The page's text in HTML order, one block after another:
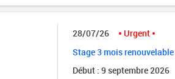
28/07/26
Urgent
Stage 3 mois renouvelable
Début : 9 septembre 2026